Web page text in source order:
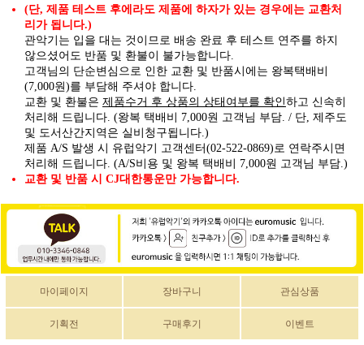
(단, 제품 테스트 후에라도 제품에 하자가 있는 경우에는 교환처
리가 됩니다.)
관악기는 입을 대는 것이므로 배송 완료 후 테스트 연주를 하지
않으셨어도 반품 및 환불이 불가능합니다.
고객님의 단순변심으로 인한 교환 및 반품시에는 왕복택배비
(7,000원)를 부담해 주셔야 합니다.
교환 및 환불은 제품수거 후 상품의 상태여부를 확인하고 신속히
처리해 드립니다. (왕복 택배비 7,000원 고객님 부담. / 단, 제주도
및 도서산간지역은 실비청구됩니다.)
제품 A/S 발생 시 유럽악기 고객센터(02-522-0869)로 연락주시면
처리해 드립니다. (A/S비용 및 왕복 택배비 7,000원 고객님 부담.)
교환 및 반품 시 CJ대한통운만 가능합니다.
마이페이지 장바구니 관심상품
기획전 구매후기 이벤트